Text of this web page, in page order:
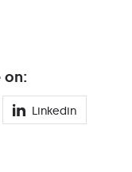
on:
Linkedin